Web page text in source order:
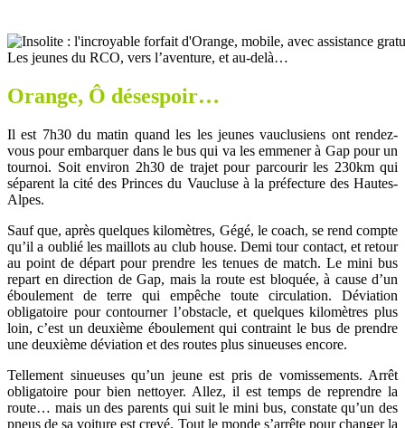
Les jeunes du RCO, vers l’aventure, et au-delà…
Orange, Ô désespoir…
Il est 7h30 du matin quand les les jeunes vauclusiens ont rendez-
vous pour embarquer dans le bus qui va les emmener à Gap pour un
tournoi. Soit environ 2h30 de trajet pour parcourir les 230km qui
séparent la cité des Princes du Vaucluse à la préfecture des Hautes-
Alpes.
Sauf que, après quelques kilomètres, Gégé, le coach, se rend compte
qu’il a oublié les maillots au club house. Demi tour contact, et retour
au point de départ pour prendre les tenues de match. Le mini bus
repart en direction de Gap, mais la route est bloquée, à cause d’un
éboulement de terre qui empêche toute circulation. Déviation
obligatoire pour contourner l’obstacle, et quelques kilomètres plus
loin, c’est un deuxième éboulement qui contraint le bus de prendre
une deuxième déviation et des routes plus sinueuses encore.
Tellement sinueuses qu’un jeune est pris de vomissements. Arrêt
obligatoire pour bien nettoyer. Allez, il est temps de reprendre la
route… mais un des parents qui suit le mini bus, constate qu’un des
pneus de sa voiture est crevé. Tout le monde s’arrête pour changer la